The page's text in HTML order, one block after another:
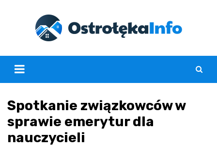
Spotkanie związkowców w
sprawie emerytur dla
nauczycieli